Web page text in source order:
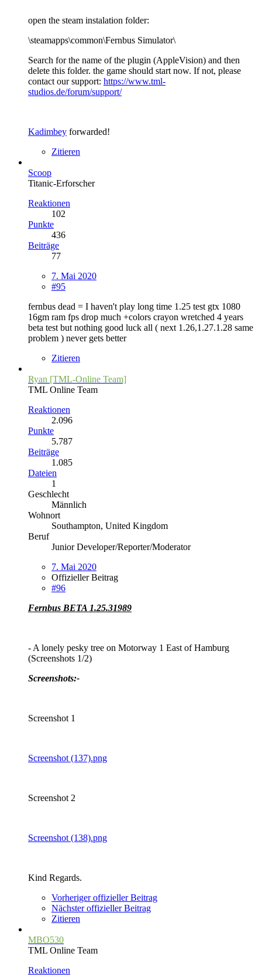
open the steam instalation folder:
\steamapps\common\Fernbus Simulator\
Search for the name of the plugin (AppleVision) and then
delete this folder. the game should start now. If not, please
contact our support: https://www.tml-
studios.de/forum/support/
Kadimbey forwarded!
Zitieren
Scoop
Titanic-Erforscher
Reaktionen
102
Punkte
436
Beiträge
77
7. Mai 2020
#95
fernbus dead = I haven't play long time 1.25 test gtx 1080
16gm ram fps drop much +colors crayon wretched 4 years
beta test but nothing good luck all ( next 1.26,1.27.1.28 same
problem ) never gets better
Zitieren
Ryan [TML-Online Team]
TML Online Team
Reaktionen
2.096
Punkte
5.787
Beiträge
1.085
Dateien
1
Geschlecht
Männlich
Wohnort
Southampton, United Kingdom
Beruf
Junior Developer/Reporter/Moderator
7. Mai 2020
Offizieller Beitrag
#96
Fernbus BETA 1.25.31989
- A lonely pesky tree on Motorway 1 East of Hamburg
(Screenshots 1/2)
Screenshots:-
Screenshot 1
Screenshot (137).png
Screenshot 2
Screenshot (138).png
Kind Regards.
Vorheriger offizieller Beitrag
Nächster offizieller Beitrag
Zitieren
MBO530
TML Online Team
Reaktionen